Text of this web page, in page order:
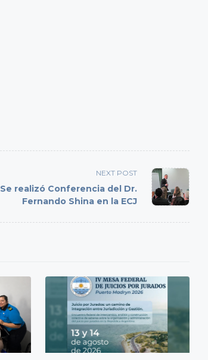
NEXT POST
Se realizó Conferencia del Dr.
Fernando Shina en la ECJ